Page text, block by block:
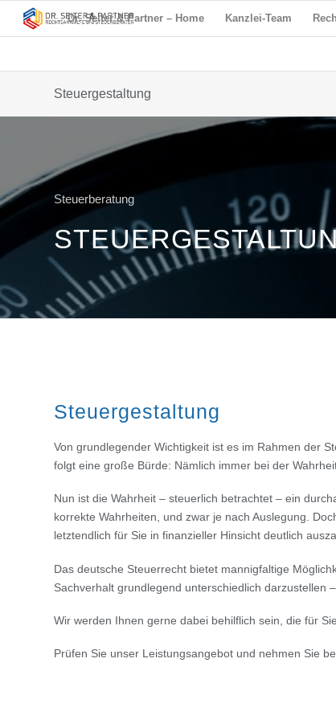
Dr. Seiter & Partner – Home Kanzlei-Team
Steuergestaltung
Steuerberatung
Steuergestaltung
Von grundlegender Wichtigkeit ist es im Rahmen der
folgt eine große Bürde: Nämlich immer bei der
Nun ist die Wahrheit – steuerlich betrachtet – ein
korrekte Wahrheiten, und zwar je nach Auslegung.
letztendlich für Sie in finanzieller Hinsicht deutlich
Das deutsche Steuerrecht bietet mannigfaltige
Sachverhalt grundlegend unterschiedlich darzustellen
Wir werden Ihnen gerne dabei behilflich sein, die für
Prüfen Sie unser Leistungsangebot und nehmen Sie